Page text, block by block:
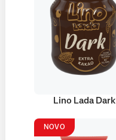
Lino Lada Dark
NOVO